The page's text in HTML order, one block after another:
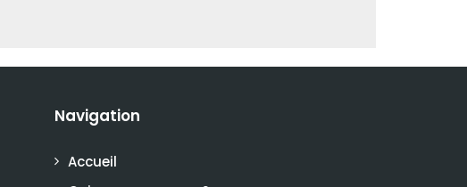
Navigation
Accueil